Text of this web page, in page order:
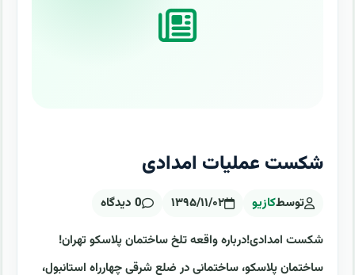
شکست عملیات امدادی
توسطکازیو ۱۳۹۵/۱۱/۰۲ 0 دیدگاه
شکست امدادی!درباره واقعه تلخ ساختمان پلاسکو تهران!
ساختمان پلاسکو، ساختمانی در ضلع شرقی چهارراه استانبول،